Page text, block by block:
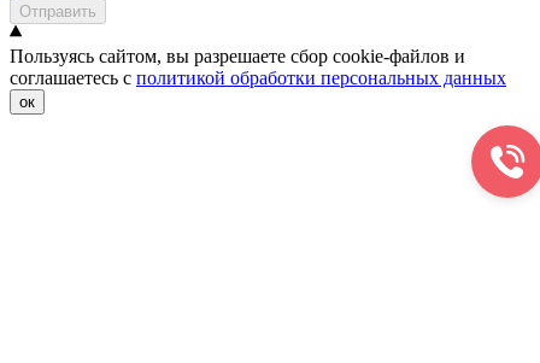
Отправить
Пользуясь сайтом, вы разрешаете сбор cookie-файлов и
соглашаетесь с политикой обработки персональных данных
ок